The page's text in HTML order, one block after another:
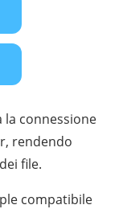
la connessione
rendendo
file.
compatibile